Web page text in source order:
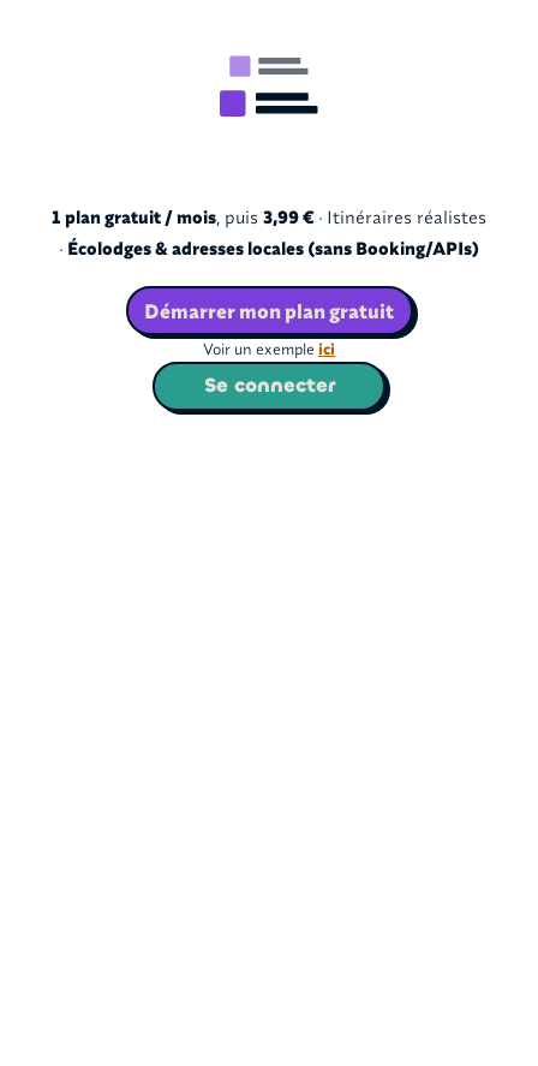
1 plan gratuit / mois, puis 3,99 € · Itinéraires réalistes
· Écolodges & adresses locales (sans Booking/APIs)
Démarrer mon plan gratuit
Voir un exemple ici
Se connecter